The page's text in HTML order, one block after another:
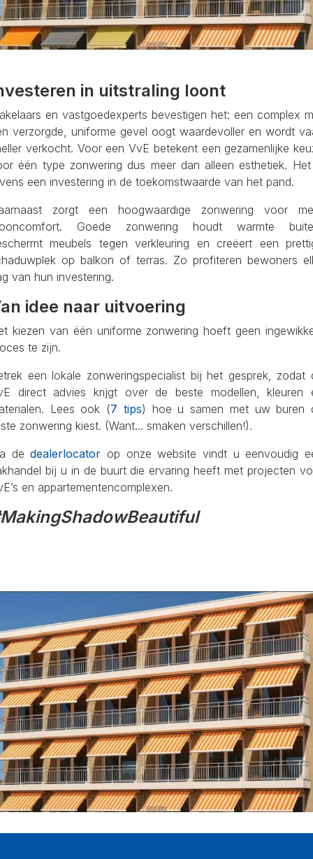
in uitstraling loont
en vastgoedexperts bevestigen het: een complex
verzorgde, uniforme gevel oogt waardevoller en wordt
verkocht. Voor een VvE betekent een gezamenlijke
één type zonwering dus meer dan alleen esthetiek.
een investering in de toekomstwaarde van het pand.
zorgt een hoogwaardige zonwering voor
Goede zonwering houdt warmte
meubels tegen verkleuring en creëert een
op balkon of terras. Zo profiteren bewoners
van hun investering.
idee naar uitvoering
kiezen van één uniforme zonwering hoeft geen
te zijn.
een lokale zonweringspecialist bij het gesprek, zodat
direct advies krijgt over de beste modellen, kleuren
Lees ook (7 tips) hoe u samen met uw buren
zonwering kiest. (Want... smaken verschillen!).
dedealerlocator op onze website vindt u eenvoudig
bij u in de buurt die ervaring heeft met projecten
en appartementencomplexen.